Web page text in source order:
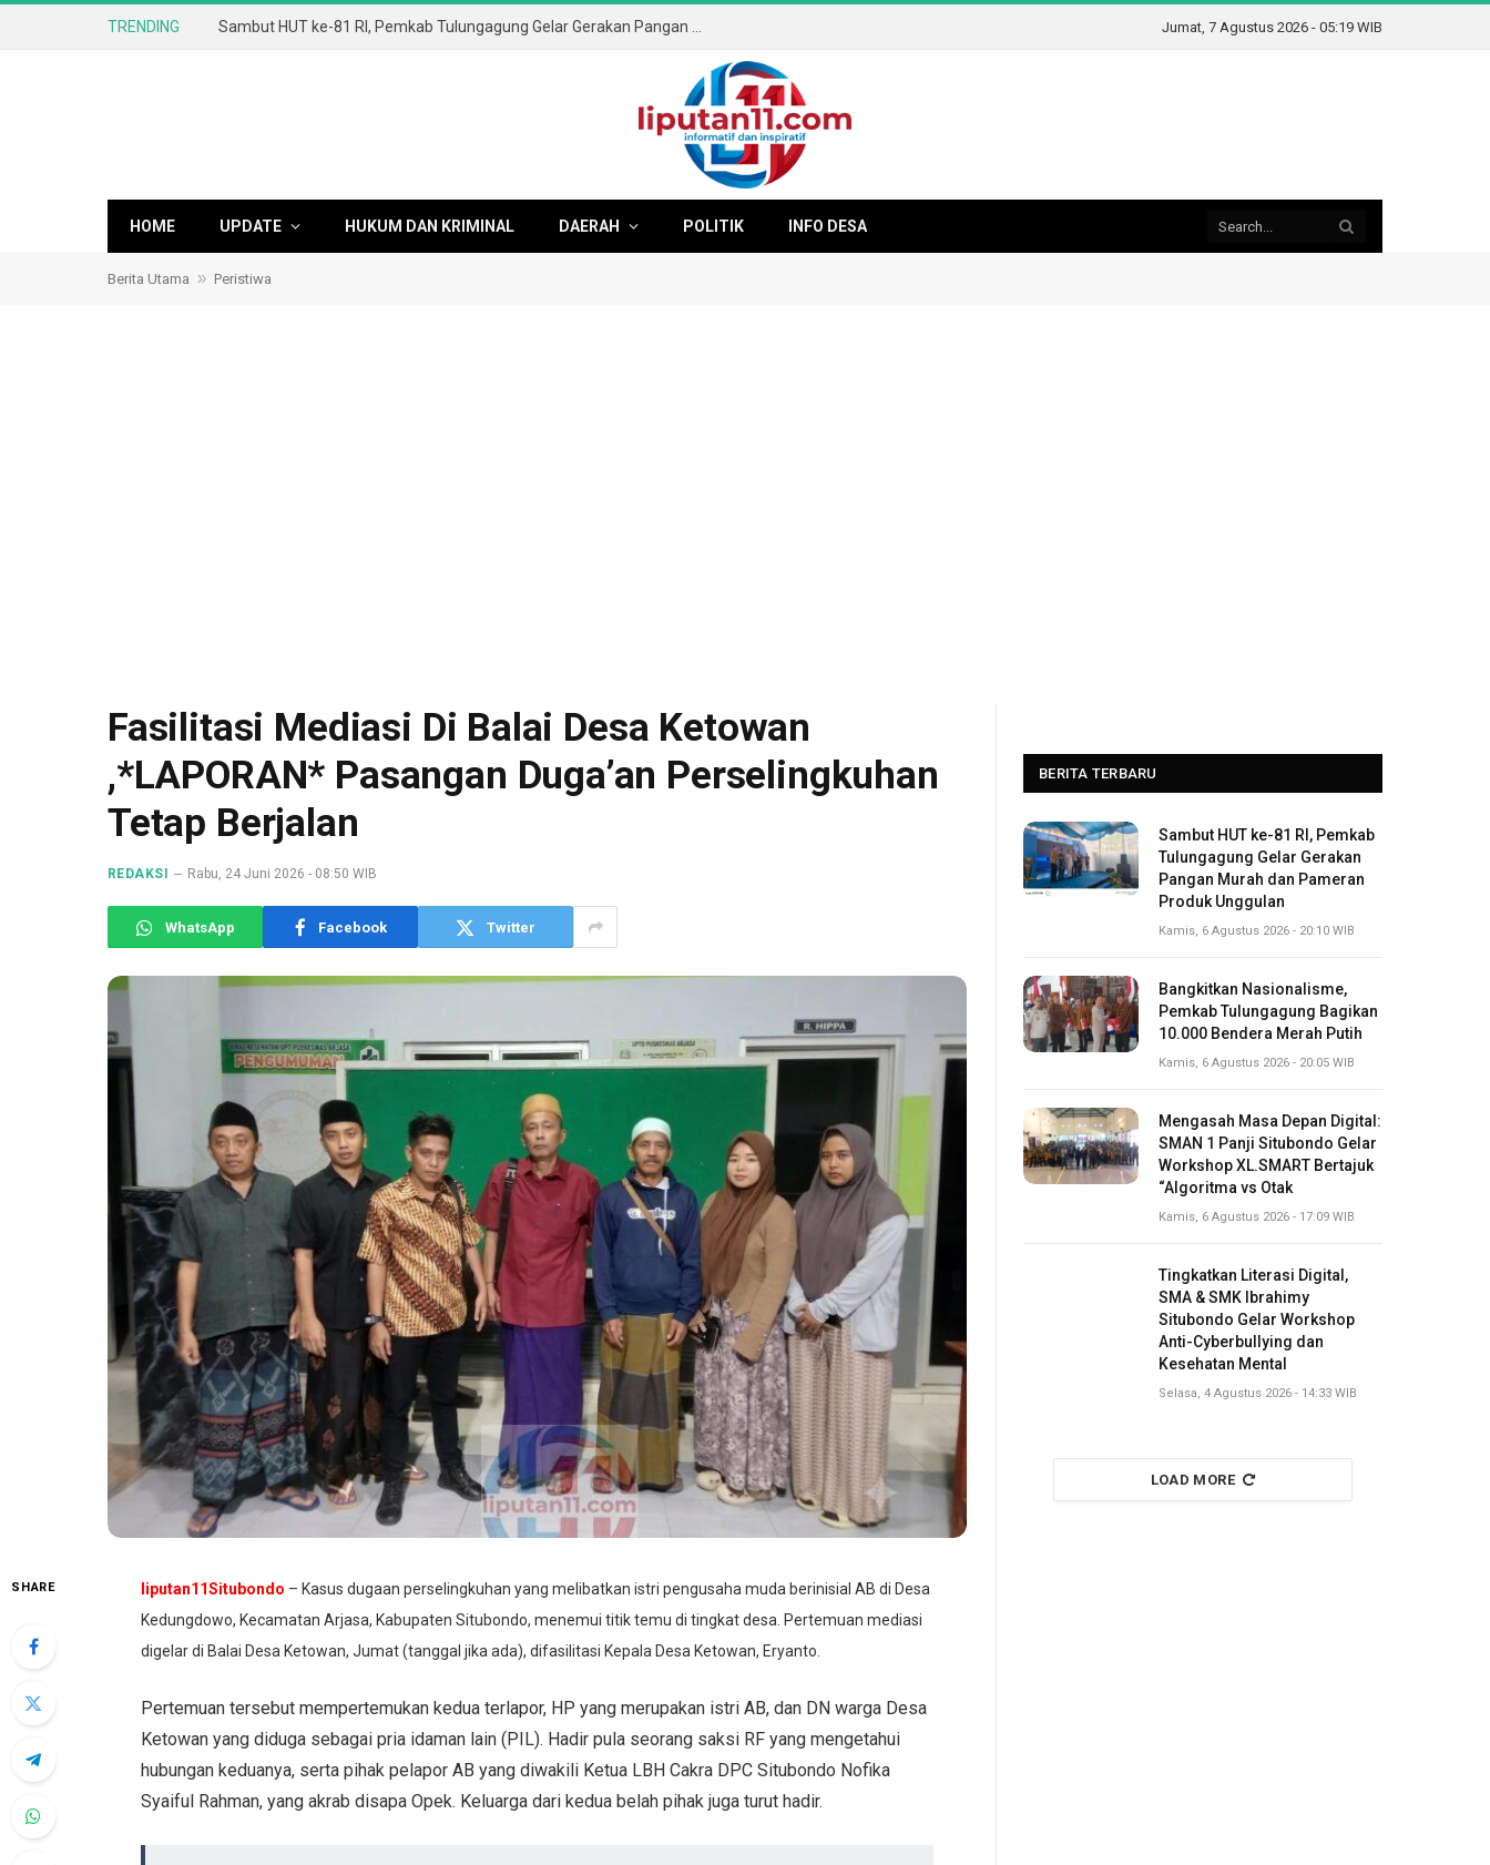
TRENDING Jumat, 7 Agustus 2026 - 05:19 WIB
HOME UPDATE HUKUM DAN KRIMINAL DAERAH POLITIK INFO DESA
Berita Utama » Peristiwa
Fasilitasi Mediasi Di Balai Desa Ketowan
,*LAPORAN* Pasangan Duga’an Perselingkuhan
Tetap Berjalan
REDAKSI Rabu, 24 Juni 2026 - 08:50 WIB
WhatsApp Facebook Twitter
SHARE liputan11Situbondo – Kasus dugaan perselingkuhan yang melibatkan istri pengusaha muda berinisial AB di Desa
Kedungdowo, Kecamatan Arjasa, Kabupaten Situbondo, menemui titik temu di tingkat desa. Pertemuan mediasi
digelar di Balai Desa Ketowan, Jumat (tanggal jika ada), difasilitasi Kepala Desa Ketowan, Eryanto.
Pertemuan tersebut mempertemukan kedua terlapor, HP yang merupakan istri AB, dan DN warga Desa
Ketowan yang diduga sebagai pria idaman lain (PIL). Hadir pula seorang saksi RF yang mengetahui
hubungan keduanya, serta pihak pelapor AB yang diwakili Ketua LBH Cakra DPC Situbondo Nofika
Syaiful Rahman, yang akrab disapa Opek. Keluarga dari kedua belah pihak juga turut hadir.
BERITA TERBARU
Sambut HUT ke-81 RI, Pemkab
Tulungagung Gelar Gerakan
Pangan Murah dan Pameran
Produk Unggulan
Kamis, 6 Agustus 2026 - 20:10 WIB
Bangkitkan Nasionalisme,
Pemkab Tulungagung Bagikan
10.000 Bendera Merah Putih
Kamis, 6 Agustus 2026 - 20:05 WIB
Mengasah Masa Depan Digital:
SMAN 1 Panji Situbondo Gelar
Workshop XL.SMART Bertajuk
“Algoritma vs Otak
Kamis, 6 Agustus 2026 - 17:09 WIB
Tingkatkan Literasi Digital,
SMA & SMK Ibrahimy
Situbondo Gelar Workshop
Anti-Cyberbullying dan
Kesehatan Mental
Selasa, 4 Agustus 2026 - 14:33 WIB
LOAD MORE